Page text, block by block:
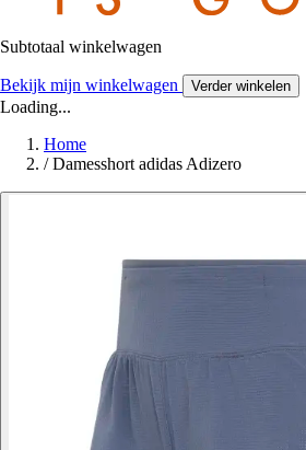
Subtotaal winkelwagen
Bekijk mijn winkelwagen Verder winkelen
Loading...
Home
/ Damesshort adidas Adizero